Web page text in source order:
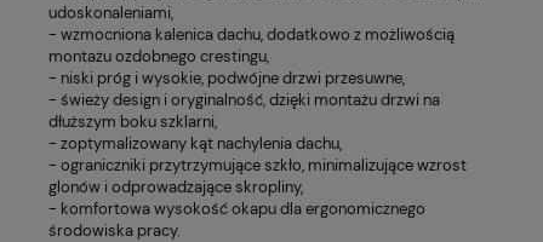
udoskonaleniami,
- wzmocniona kalenica dachu, dodatkowo z możliwością
montażu ozdobnego crestingu,
- niski próg i wysokie, podwójne drzwi przesuwne,
- świeży design i oryginalność, dzięki montażu drzwi na
dłuższym boku szklarni,
- zoptymalizowany kąt nachylenia dachu,
- ograniczniki przytrzymujące szkło, minimalizujące wzrost
glonów i odprowadzające skropliny,
- komfortowa wysokość okapu dla ergonomicznego
środowiska pracy.